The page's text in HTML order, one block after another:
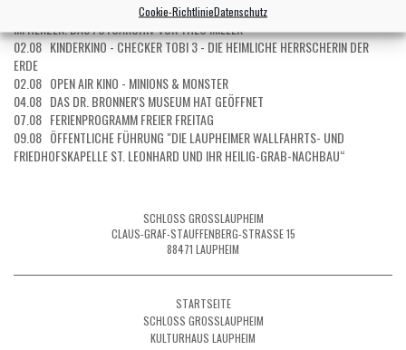
Cookie-RichtlinieDatenschutz
02.08 ÖFFENTLICHE FÜHRUNG DURCH DIE SONDERAUSSTELLUNG "LAUPHEIM
IM HERZEN. DAS FOTOARCHIV VON THEO MILLER"
02.08 KINDERKINO - CHECKER TOBI 3 - DIE HEIMLICHE HERRSCHERIN DER
ERDE
02.08 OPEN AIR KINO - MINIONS & MONSTER
04.08 DAS DR. BRONNER'S MUSEUM HAT GEÖFFNET
07.08 FERIENPROGRAMM FREIER FREITAG
09.08 ÖFFENTLICHE FÜHRUNG "DIE LAUPHEIMER WALLFAHRTS- UND
FRIEDHOFSKAPELLE ST. LEONHARD UND IHR HEILIG-GRAB-NACHBAU“
SCHLOSS GROSSLAUPHEIM
CLAUS-GRAF-STAUFFENBERG-STRASSE 15
88471 LAUPHEIM
STARTSEITE
SCHLOSS GROSSLAUPHEIM
KULTURHAUS LAUPHEIM